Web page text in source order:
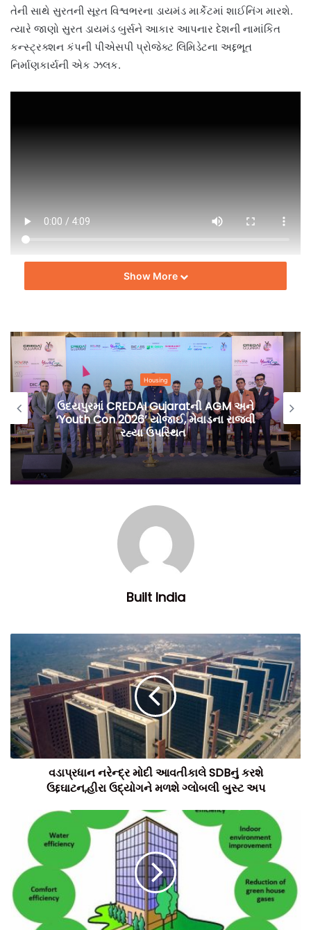
તેની સાથે સુરતની સૂરત વિશ્વભરના ડાયમંડ માર્કેટમાં શાઈનિંગ મારશે.
ત્યારે જાણો સુરત ડાયમંડ બુર્સને આકાર આપનાર દેશની નામાંકિત
કન્સ્ટ્રક્શન કંપની પીએસપી પ્રોજેક્ટ લિમિડેટના અદ્દભૂત
નિર્માણકાર્યની એક ઝલક.
Show More
Housing
ઉદયપુરમાં CREDAI Gujaratની AGM અને
‘Youth Con 2026’ યોજાઈ, મેવાડના રાજવી
રહ્યા ઉપસ્થિત
Built India
વડાપ્રધાન નરેન્દ્ર મોદી આવતીકાલે SDBનું કરશે
ઉદ્દઘાટન,હીરા ઉદ્યોગને મળશે ગ્લોબલી બુસ્ટ અપ